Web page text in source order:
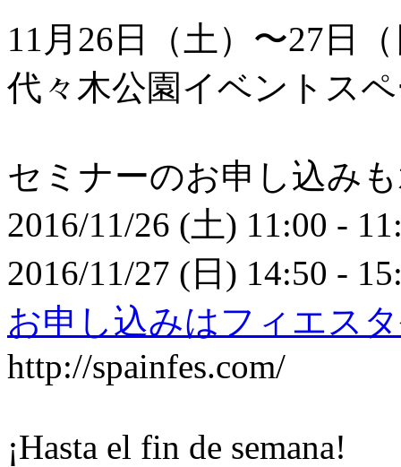
11月26日（土）〜27日
代々木公園イベントス
セミナーのお申し込み
2016/11/26 (土) 11:00 -
2016/11/27 (日) 14:50 -
お申し込みはフィエス
http://spainfes.com/
¡Hasta el fin de semana!